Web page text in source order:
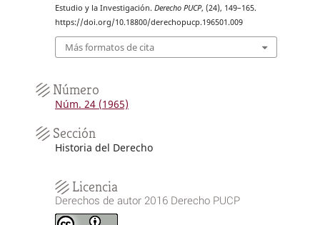
Estudio y la Investigación. Derecho PUCP, (24), 149–165.
https://doi.org/10.18800/derechopucp.196501.009
Más formatos de cita
Número
Núm. 24 (1965)
Sección
Historia del Derecho
Licencia
Derechos de autor 2016 Derecho PUCP